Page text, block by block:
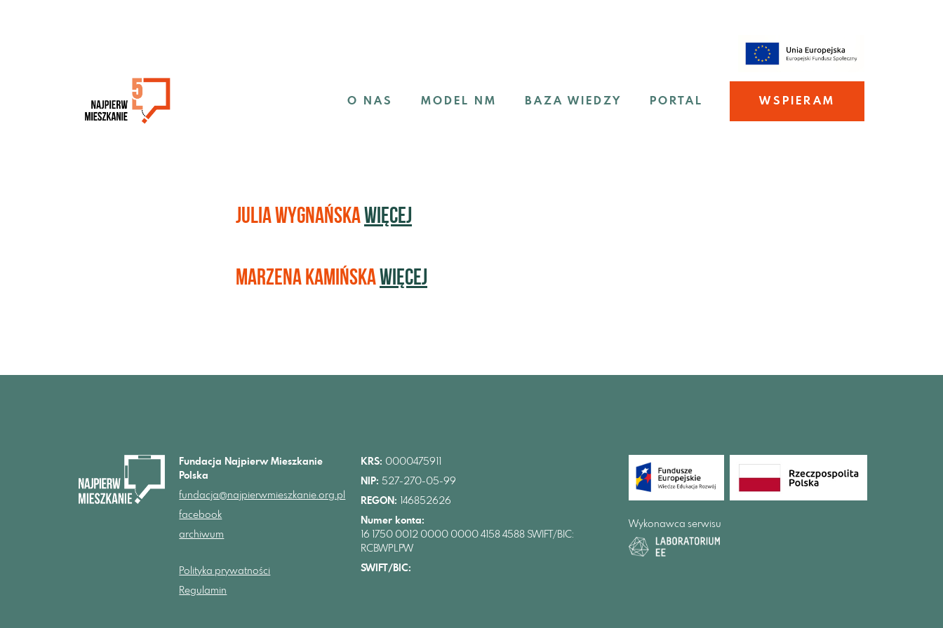
O NAS MODEL NM BAZA WIEDZY PORTAL WSPIERAM
JULIA WYGNAŃSKAwięcej
MARZENA KAMIŃSKAwięcej
Fundacja Najpierw Mieszkanie
Polska
fundacja@najpierwmieszkanie.org.pl
facebook
archiwum
Polityka prywatności
Regulamin
KRS: 0000475911
NIP: 527-270-05-99
REGON:
146852626
Numer konta:
16 1750 0012 0000 0000 4158 4588 SWIFT/BIC:
RCBWPLPW
SWIFT/BIC:
Wykonawca serwisu